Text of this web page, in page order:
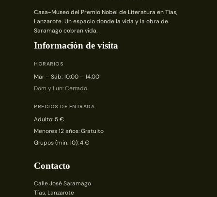
Casa-Museo del Premio Nobel de Literatura en Tías,
Lanzarote. Un espacio donde la vida y la obra de
Saramago cobran vida.
Información de visita
HORARIOS
Mar – Sáb: 10:00 – 14:00
Dom y Lun: Cerrado
PRECIOS DE ENTRADA
Adulto: 5 €
Menores 12 años: Gratuito
Grupos (min. 10): 4 €
Contacto
Calle José Saramago
Tías, Lanzarote